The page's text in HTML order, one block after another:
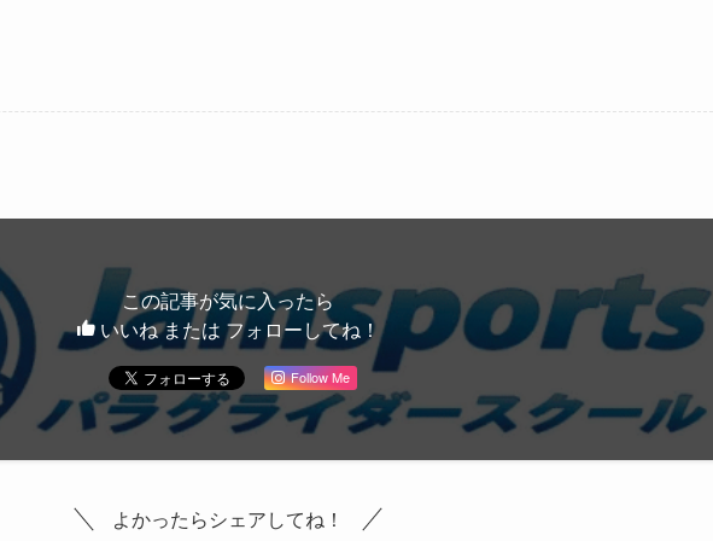
この記事が気に入ったら
いいね または フォローしてね！
Follow Me
よかったらシェアしてね！